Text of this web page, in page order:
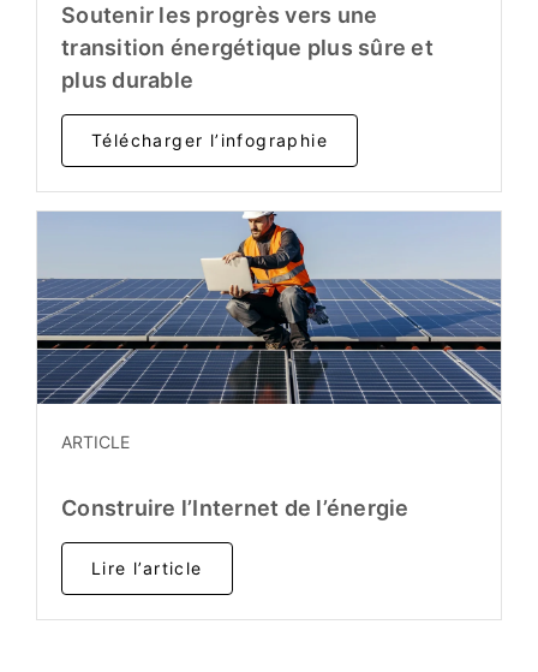
Soutenir les progrès vers une
transition énergétique plus sûre et
plus durable
Télécharger l’infographie
ARTICLE
Construire l’Internet de l’énergie
Lire l’article